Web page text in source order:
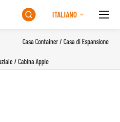
 ITALIANO
Casa Container / Casa di Espansione
/ Cabina Apple